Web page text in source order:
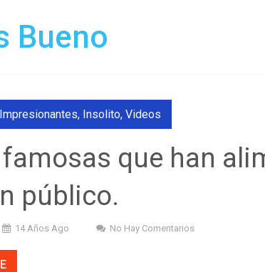
Bueno
Impresionantes, Insolito, Videos
que han
público.
14 Años Ago No Hay Comentarios